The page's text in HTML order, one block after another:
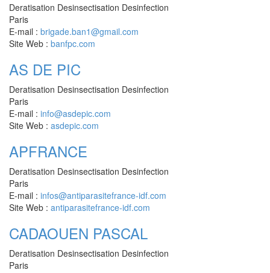
Deratisation Desinsectisation Desinfection
Paris
E-mail : brigade.ban1@gmail.com
Site Web : banfpc.com
AS DE PIC
Deratisation Desinsectisation Desinfection
Paris
E-mail : info@asdepic.com
Site Web : asdepic.com
APFRANCE
Deratisation Desinsectisation Desinfection
Paris
E-mail : infos@antiparasitefrance-idf.com
Site Web : antiparasitefrance-idf.com
CADAOUEN PASCAL
Deratisation Desinsectisation Desinfection
Paris